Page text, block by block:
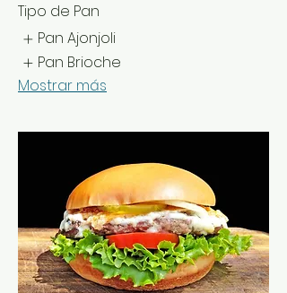
Tipo de Pan
Pan Ajonjoli
Pan Brioche
Mostrar más